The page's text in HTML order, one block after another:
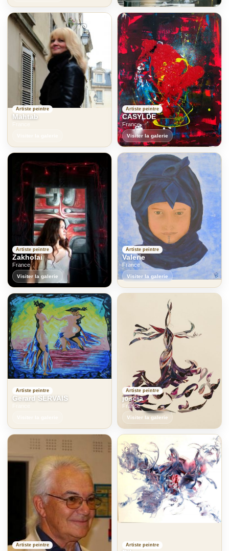
Artiste peintre
Mahtab
Artiste peintre
CASYLDE
France
Visiter la galerie
Artiste peintre
Zakholai
France
Visiter la galerie
Artiste peintre
Valerie
France
Visiter la galerie
Artiste peintre
Gerard SERVAIS
Artiste peintre
joscia
France
Visiter la galerie
Artiste peintre Artiste peintre